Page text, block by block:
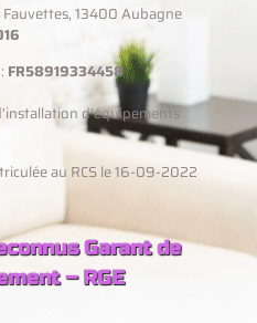
13400 Aubagne
FR58919334458
d’équipements
au RCS le 16-09-2022
Garant de
– RGE